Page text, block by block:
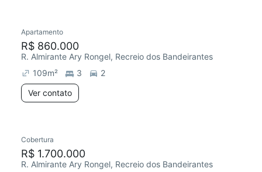
Apartamento
R$ 860.000
R. Almirante Ary Rongel, Recreio dos Bandeirantes
109m² 3
2
Ver contato
Cobertura
R$ 1.700.000
R. Almirante Ary Rongel, Recreio dos Bandeirantes